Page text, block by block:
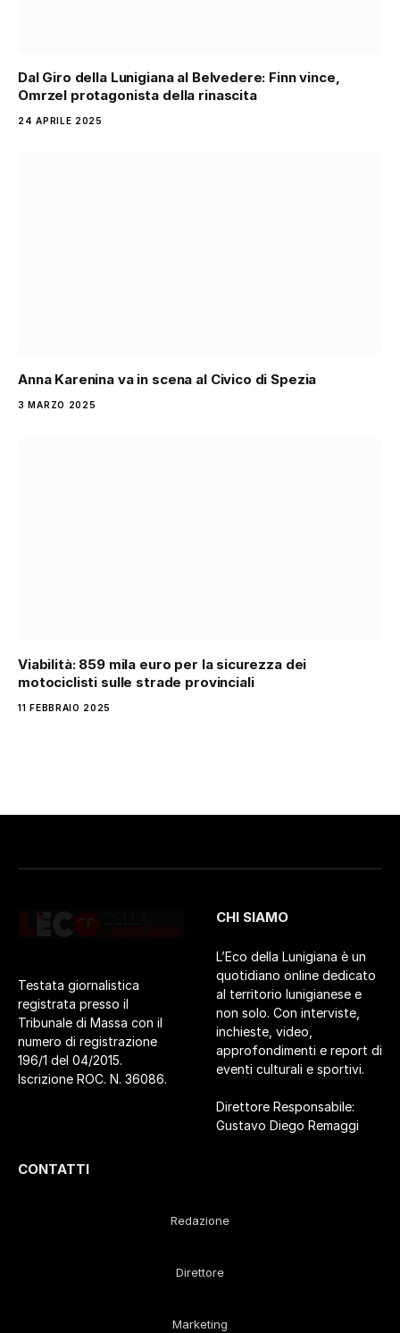
Dal Giro della Lunigiana al Belvedere: Finn vince,
Omrzel protagonista della rinascita
24 APRILE 2025
Anna Karenina va in scena al Civico di Spezia
3 MARZO 2025
Viabilità: 859 mila euro per la sicurezza dei
motociclisti sulle strade provinciali
11 FEBBRAIO 2025
Testata giornalistica
registrata presso il
Tribunale di Massa con il
numero di registrazione
196/1 del 04/2015.
Iscrizione ROC. N. 36086.
CHI SIAMO
L’Eco della Lunigiana è un
quotidiano online dedicato
al territorio lunigianese e
non solo. Con interviste,
inchieste, video,
approfondimenti e report di
eventi culturali e sportivi.
Direttore Responsabile:
Gustavo Diego Remaggi
CONTATTI
Redazione
Direttore
Marketing